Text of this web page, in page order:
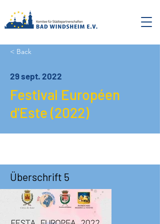
< Back
29 sept. 2022
Festival Européen
d'Este (2022)
Überschrift 5